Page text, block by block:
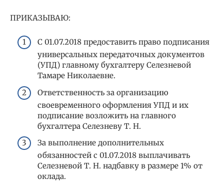
ПРИКАЗЫВАЮ:
С 01.07.2018 предоставить право подписания
универсальных передаточных документов
(УПД) главному бухгалтеру Селезневой
Тамаре Николаевне.
Ответственность за организацию
своевременного оформления УПД и их
подписание возложить на главного
бухгалтера Селезневу Т. Н.
За выполнение дополнительных
обязанностей с 01.07.2018 выплачивать
Селезневой Т. Н. надбавку в размере 1% от
оклада.